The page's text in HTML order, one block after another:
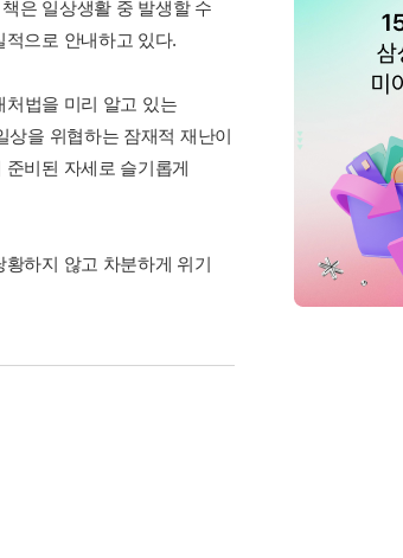
은 일상생활 중 발생할 수
으로 안내하고 있다.
법을 미리 알고 있는
을 위협하는 잠재적 재난이
비된 자세로 슬기롭게
하지 않고 차분하게 위기